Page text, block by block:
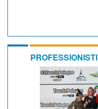
PROFESSIONISTI